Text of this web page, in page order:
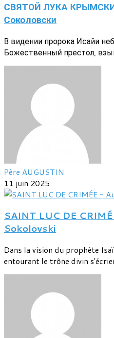
СВЯТОЙ ЛУКА
Соколовски
В видении пророка Исайи
Божественный престол,
Père AUGUSTIN
11 juin 2025
SAINT LUC DE
Sokolovski
Dans la vision du prophète
entourant le trône divin